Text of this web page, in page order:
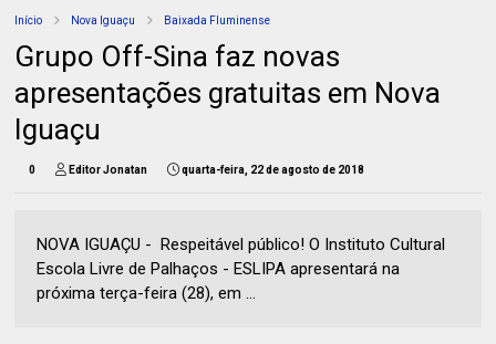
Início Nova Iguaçu Baixada Fluminense
Grupo Off-Sina faz novas
apresentações gratuitas em Nova
Iguaçu
0 Editor Jonatan quarta-feira, 22 de agosto de 2018
NOVA IGUAÇU - Respeitável público! O Instituto Cultural
Escola Livre de Palhaços - ESLIPA apresentará na
próxima terça-feira (28), em ...